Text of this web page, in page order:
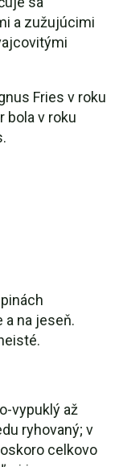
a zužujúcimi
Fries v roku
bola v roku
a na jeseň.
vypuklý až
ryhovaný; v
celkovo